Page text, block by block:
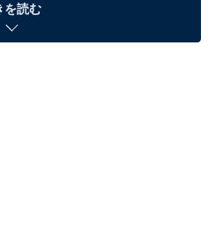
11月1日から引き上げ
を読む